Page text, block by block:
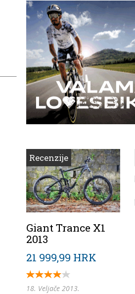
Recenzije
Giant Trance X1
2013
21 999,99 HRK
18. Veljače 2013.